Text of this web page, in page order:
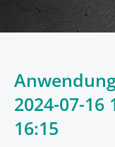
2024-07-16
16:15